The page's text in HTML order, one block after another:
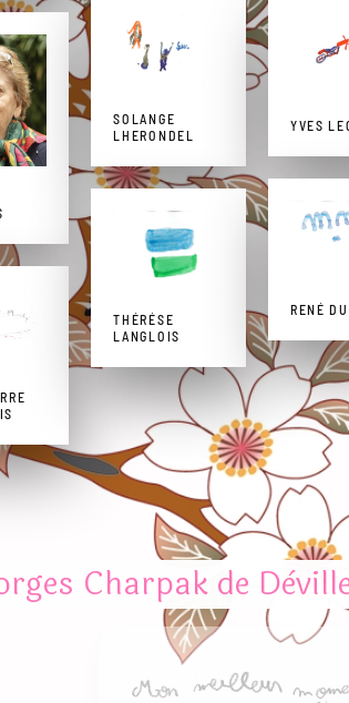
SOLANGE
LHERONDEL
YVES
THÉRÉSE
LANGLOIS
RENÉ
Charpak de